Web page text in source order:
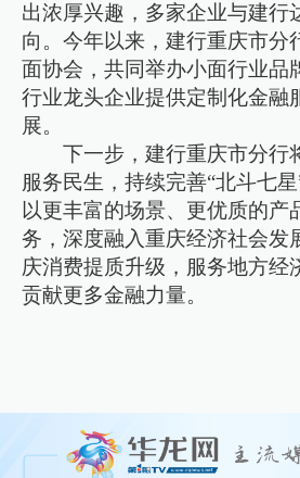
出浓厚兴趣，多家企业与建行
向。今年以来，建行重庆市分
面协会，共同举办小面行业品
行业龙头企业提供定制化金融
展。
下一步，建行重庆市分行
服务民生，持续完善“北斗七星
以更丰富的场景、更优质的产
务，深度融入重庆经济社会发
庆消费提质升级，服务地方经
贡献更多金融力量。